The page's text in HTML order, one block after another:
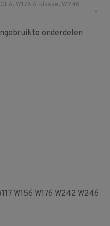
, W176 A-klasse, W246
onderdelen
W156 W176 W242 W246